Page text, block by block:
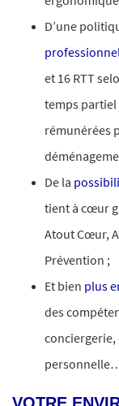
D’une
et 16 RTT
temps partiel
rémunérées
De la
tient à cœur
Atout Cœur,
Prévention ;​
Et bien plus
des
conciergerie,